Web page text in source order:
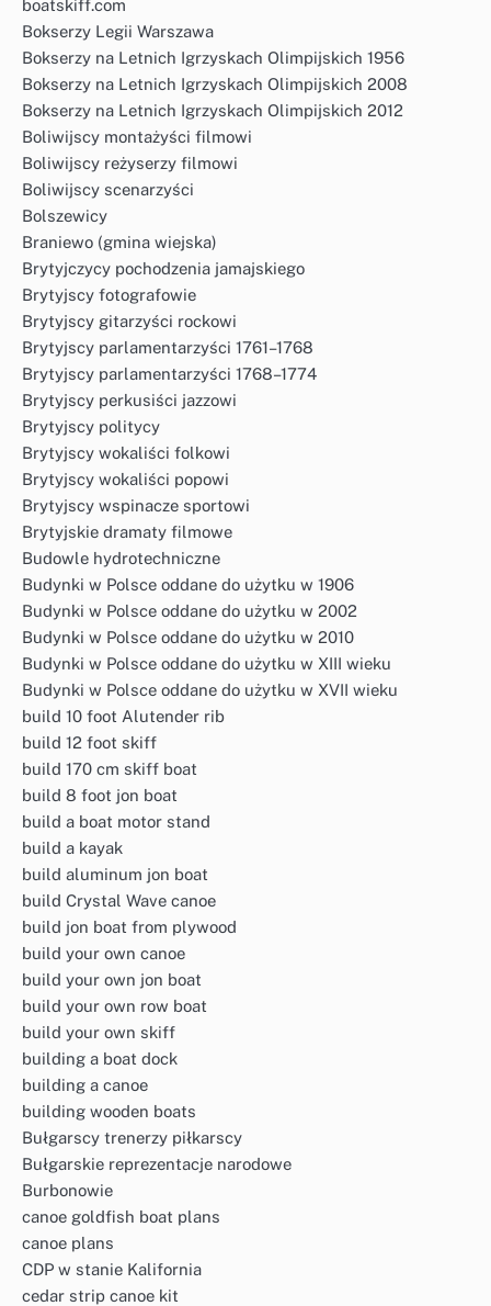
boatskiff.com
Bokserzy Legii Warszawa
Bokserzy na Letnich Igrzyskach Olimpijskich 1956
Bokserzy na Letnich Igrzyskach Olimpijskich 2008
Bokserzy na Letnich Igrzyskach Olimpijskich 2012
Boliwijscy montażyści filmowi
Boliwijscy reżyserzy filmowi
Boliwijscy scenarzyści
Bolszewicy
Braniewo (gmina wiejska)
Brytyjczycy pochodzenia jamajskiego
Brytyjscy fotografowie
Brytyjscy gitarzyści rockowi
Brytyjscy parlamentarzyści 1761–1768
Brytyjscy parlamentarzyści 1768–1774
Brytyjscy perkusiści jazzowi
Brytyjscy politycy
Brytyjscy wokaliści folkowi
Brytyjscy wokaliści popowi
Brytyjscy wspinacze sportowi
Brytyjskie dramaty filmowe
Budowle hydrotechniczne
Budynki w Polsce oddane do użytku w 1906
Budynki w Polsce oddane do użytku w 2002
Budynki w Polsce oddane do użytku w 2010
Budynki w Polsce oddane do użytku w XIII wieku
Budynki w Polsce oddane do użytku w XVII wieku
build 10 foot Alutender rib
build 12 foot skiff
build 170 cm skiff boat
build 8 foot jon boat
build a boat motor stand
build a kayak
build aluminum jon boat
build Crystal Wave canoe
build jon boat from plywood
build your own canoe
build your own jon boat
build your own row boat
build your own skiff
building a boat dock
building a canoe
building wooden boats
Bułgarscy trenerzy piłkarscy
Bułgarskie reprezentacje narodowe
Burbonowie
canoe goldfish boat plans
canoe plans
CDP w stanie Kalifornia
cedar strip canoe kit